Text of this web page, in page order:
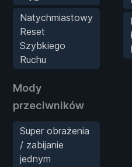
Natychmiastowy
Reset
Szybkiego
Ruchu
Mody
przeciwników
Super obrażenia
/ zabijanie
jednym